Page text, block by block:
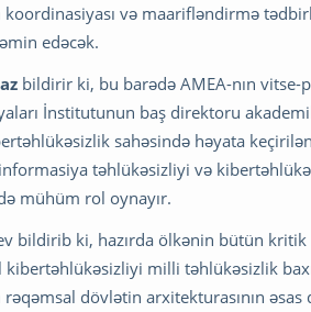
və maarifləndirmə
edəcək.
bildirir ki, bu barədə AMEA-nın
İnstitutunun baş direktoru
sahəsində həyata
təhlükəsizliyi və
mühüm rol oynayır.
bildirib ki, hazırda ölkənin bütün
kibertəhlükəsizliyi milli təhlükəsizlik
dövlətin arxitekturasının